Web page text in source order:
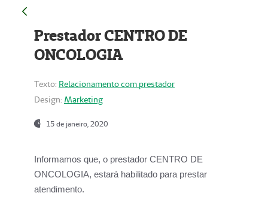
Prestador CENTRO DE
ONCOLOGIA
Texto: Relacionamento com prestador
Design: Marketing
15 de janeiro, 2020
Informamos que, o prestador CENTRO DE
ONCOLOGIA, estará habilitado para prestar
atendimento.